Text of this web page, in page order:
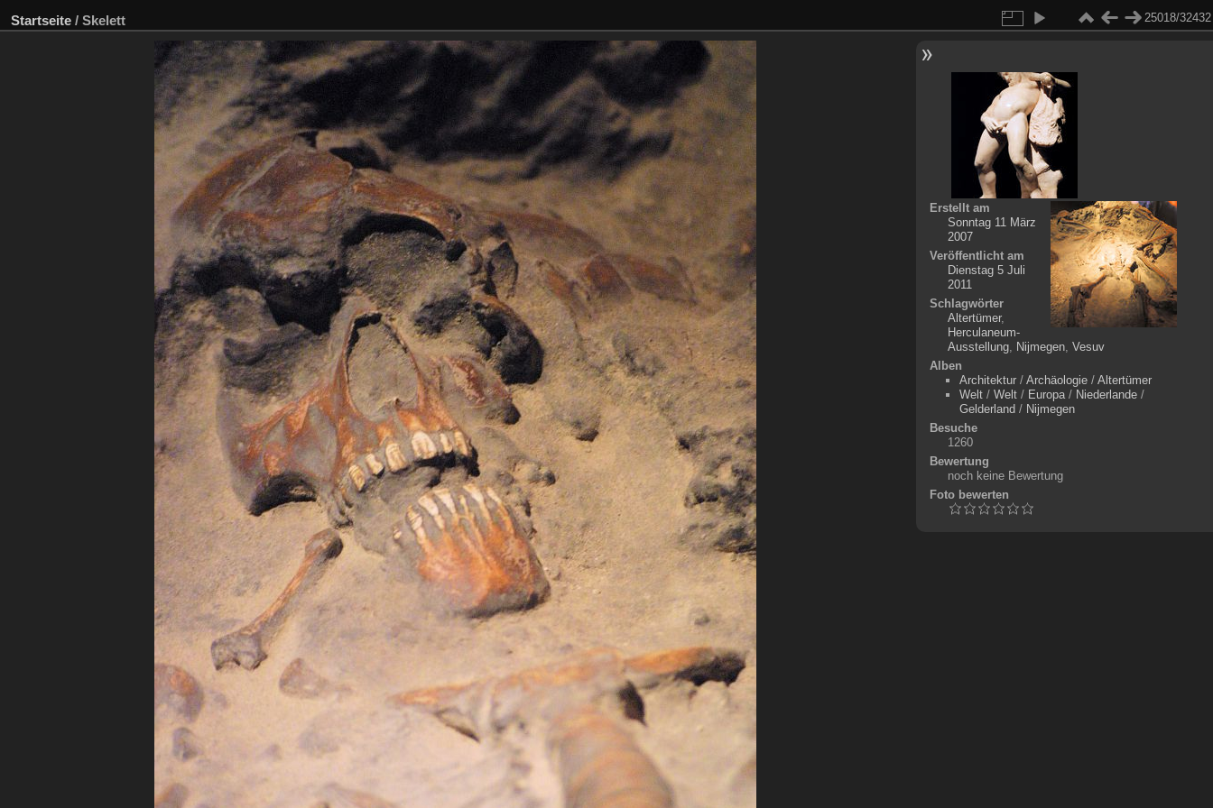
Startseite / Skelett 25018/32432
Erstellt am
Sonntag 11 März
2007
Veröffentlicht am
Dienstag 5 Juli
2011
Schlagwörter
Altertümer,
Herculaneum-
Ausstellung, Nijmegen, Vesuv
Alben
Architektur/ Archäologie/ Altertümer
Welt/ Welt/ Europa/ Niederlande/
Gelderland / Nijmegen
Besuche
1260
Bewertung
noch keine Bewertung
Foto bewerten